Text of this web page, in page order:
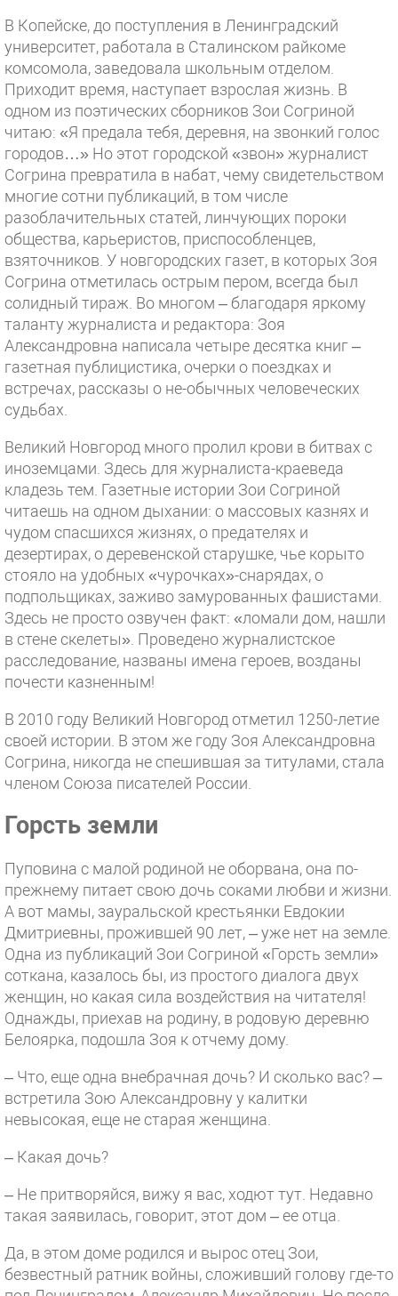
В Копейске, до поступления в Ленинградский
университет, работала в Сталинском райкоме
комсомола, заведовала школьным отделом.
Приходит время, наступает взрослая жизнь. В
одном из поэтических сборников Зои Согриной
читаю: «Я предала тебя, деревня, на звонкий голос
городов…» Но этот городской «звон» журналист
Согрина превратила в набат, чему свидетельством
многие сотни публикаций, в том числе
разоблачительных статей, линчующих пороки
общества, карьеристов, приспособленцев,
взяточников. У новгородских газет, в которых Зоя
Согрина отметилась острым пером, всегда был
солидный тираж. Во многом – благодаря яркому
таланту журналиста и редактора: Зоя
Александровна написала четыре десятка книг –
газетная публицистика, очерки о поездках и
встречах, рассказы о не-обычных человеческих
судьбах.
Великий Новгород много пролил крови в битвах с
иноземцами. Здесь для журналиста-краеведа
кладезь тем. Газетные истории Зои Согриной
читаешь на одном дыхании: о массовых казнях и
чудом спасшихся жизнях, о предателях и
дезертирах, о деревенской старушке, чье корыто
стояло на удобных «чурочках»-снарядах, о
подпольщиках, заживо замурованных фашистами.
Здесь не просто озвучен факт: «ломали дом, нашли
в стене скелеты». Проведено журналистское
расследование, названы имена героев, возданы
почести казненным!
В 2010 году Великий Новгород отметил 1250-летие
своей истории. В этом же году Зоя Александровна
Согрина, никогда не спешившая за титулами, стала
членом Союза писателей России.
Горсть земли
Пуповина с малой родиной не оборвана, она по-
прежнему питает свою дочь соками любви и жизни.
А вот мамы, зауральской крестьянки Евдокии
Дмитриевны, прожившей 90 лет, – уже нет на земле.
Одна из публикаций Зои Согриной «Горсть земли»
соткана, казалось бы, из простого диалога двух
женщин, но какая сила воздействия на читателя!
Однажды, приехав на родину, в родовую деревню
Белоярка, подошла Зоя к отчему дому.
– Что, еще одна внебрачная дочь? И сколько вас? –
встретила Зою Александровну у калитки
невысокая, еще не старая женщина.
– Какая дочь?
– Не притворяйся, вижу я вас, ходют тут. Недавно
такая заявилась, говорит, этот дом – ее отца.
Да, в этом доме родился и вырос отец Зои,
безвестный ратник войны, сложивший голову где-то